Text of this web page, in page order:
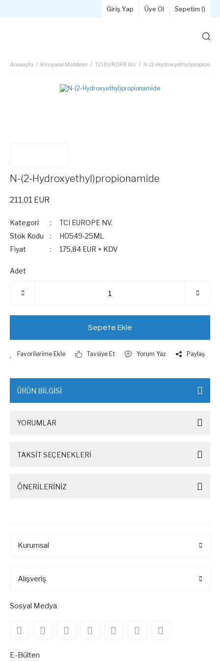
Giriş Yap Üye Ol Sepetim ()
Anasayfa Kimyasal Maddeler TCI EUROPE NV. N-(2-
N-(2-Hydroxyethyl)propionamide
211,01 EUR
Kategori
TCI EUROPE NV.
Stok Kodu
H0549-25ML
Fiyat
175,84 EUR + KDV
Adet
Sepete Ekle
Tavsiye Et Yorum Yaz Paylaş
ÜRÜN BİLGİSİ
YORUMLAR
TAKSİT SEÇENEKLERİ
ÖNERİLERİNİZ
Kurumsal
Alışveriş
Sosyal Medya
E-Bülten